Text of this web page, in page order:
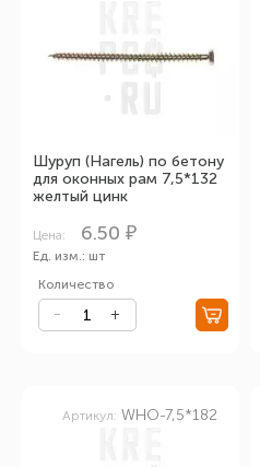
Шуруп (Нагель) по бетону
для оконных рам 7,5*132
желтый цинк
Цена: 6.50 ₽
Ед. изм.: шт
Количество
Артикул: WHO-7,5*182